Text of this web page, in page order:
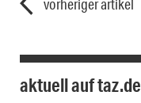
vorheriger artikel
aktuell auf taz.de